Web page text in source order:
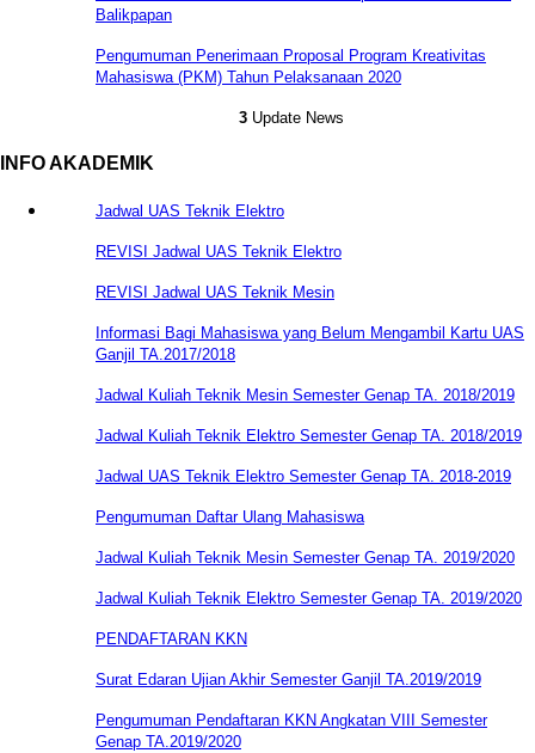
Balikpapan
Pengumuman Penerimaan Proposal Program Kreativitas
Mahasiswa (PKM) Tahun Pelaksanaan 2020
3 Update News
INFO AKADEMIK
Jadwal UAS Teknik Elektro
REVISI Jadwal UAS Teknik Elektro
REVISI Jadwal UAS Teknik Mesin
Informasi Bagi Mahasiswa yang Belum Mengambil Kartu UAS
Ganjil TA.2017/2018
Jadwal Kuliah Teknik Mesin Semester Genap TA. 2018/2019
Jadwal Kuliah Teknik Elektro Semester Genap TA. 2018/2019
Jadwal UAS Teknik Elektro Semester Genap TA. 2018-2019
Pengumuman Daftar Ulang Mahasiswa
Jadwal Kuliah Teknik Mesin Semester Genap TA. 2019/2020
Jadwal Kuliah Teknik Elektro Semester Genap TA. 2019/2020
PENDAFTARAN KKN
Surat Edaran Ujian Akhir Semester Ganjil TA.2019/2019
Pengumuman Pendaftaran KKN Angkatan VIII Semester
Genap TA.2019/2020